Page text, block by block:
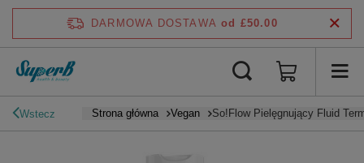
DARMOWA DOSTAWA od £50.00
Wstecz Strona główna Vegan So!Flow Pielęgnujący Fluid